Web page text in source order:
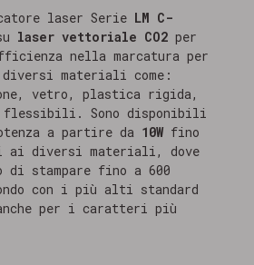
laser Serie LM C-
laser vettoriale CO2 per
nella marcatura per
diversi materiali come:
vetro, plastica rigida,
Sono disponibili
a partire da 10W fino
ai diversi materiali, dove
di stampare fino a 600
con i più alti standard
per i caratteri più